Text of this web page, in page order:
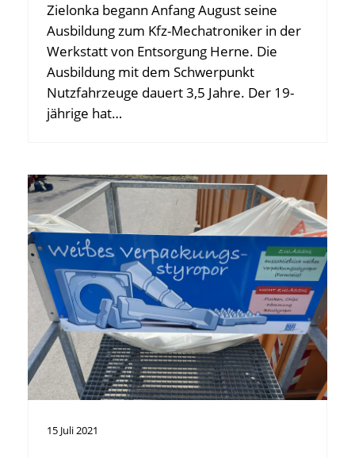
Zielonka begann Anfang August seine
Ausbildung zum Kfz-Mechatroniker in der
Werkstatt von Entsorgung Herne. Die
Ausbildung mit dem Schwerpunkt
Nutzfahrzeuge dauert 3,5 Jahre. Der 19-
jährige hat…
15 Juli2021